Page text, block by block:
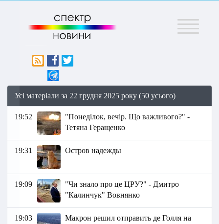
Меню
Усі матеріали за 22 грудня 2025 року (50 усього)
19:52
"Понеділок, вечір. Що важливого?" -
Тетяна Геращенко
19:31 Остров надежды
19:09
"Чи знало про це ЦРУ?" - Дмитро
"Калинчук" Вовнянко
19:03
Макрон решил отправить де Голля на